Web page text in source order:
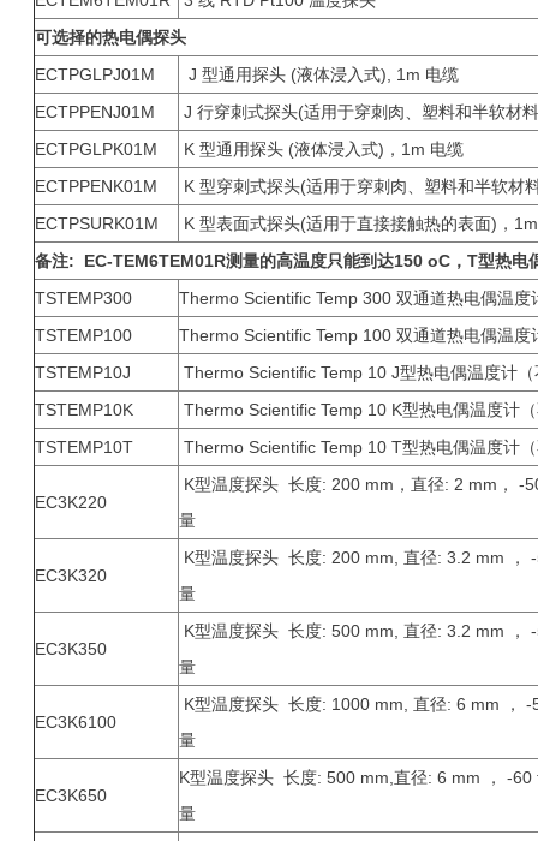
可选择的热电偶探头
ECTPGLPJ01M
J 型通用探头 (液体浸入式), 1m 电缆
ECTPPENJ01M
J 行穿刺式探头(适用于穿刺肉、塑料和半
ECTPGLPK01M
K 型通用探头 (液体浸入式)，1m 电缆
ECTPPENK01M
K 型穿刺式探头(适用于穿刺肉、塑料和半
ECTPSURK01M
K 型表面式探头(适用于直接接触热的表面)
备注: EC-TEM6TEM01R测量的高温度只能到达150 oC，T型热电
TSTEMP300
Thermo Scientific Temp 300 双通道热电偶
TSTEMP100
Thermo Scientific Temp 100 双通道热电偶
TSTEMP10J
Thermo Scientific Temp 10 J型热电偶温度
TSTEMP10K
Thermo Scientific Temp 10 K型热电偶温
TSTEMP10T
Thermo Scientific Temp 10 T型热电偶温度
EC3K220
K型温度探头 长度: 200 mm，直径: 2 mm， -
EC3K320
K型温度探头 长度: 200 mm, 直径: 3.2 mm ，
量
EC3K350
K型温度探头 长度: 500 mm, 直径: 3.2 mm ，
EC3K6100
K型温度探头 长度: 1000 mm, 直径: 6 mm ，
EC3K650
K型温度探头 长度: 500 mm,直径: 6 mm ， -60
量